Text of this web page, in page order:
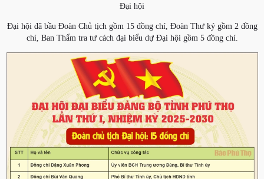
Đại hội
Đại hội đã bầu Đoàn Chủ tịch gồm 15 đồng chí, Đoàn Thư ký gồm 2 đồng
chí, Ban Thẩm tra tư cách đại biểu dự Đại hội gồm 5 đồng chí.